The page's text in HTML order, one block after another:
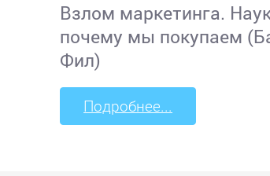
Взлом маркетинга.
почему мы покупаем
Фил)
Подробнее...